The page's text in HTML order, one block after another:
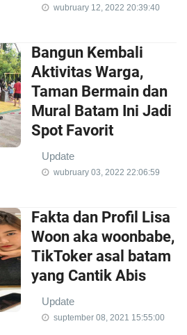
wubruary 12, 2022 20:39:40
Bangun Kembali
Aktivitas Warga,
Taman Bermain dan
Mural Batam Ini Jadi
Spot Favorit
Update
wubruary 03, 2022 22:06:59
Fakta dan Profil Lisa
Woon aka woonbabe,
TikToker asal batam
yang Cantik Abis
Update
suptember 08, 2021 15:55:00